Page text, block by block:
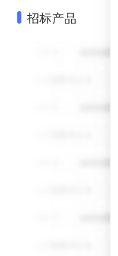
招标产品